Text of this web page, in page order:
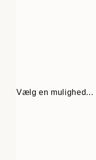
Vælg en mulighed...